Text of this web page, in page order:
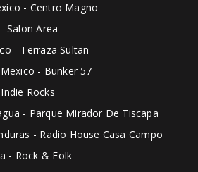
- Centro Magno
Salon Area
- Terraza Sultan
- Bunker 57
Rocks
- Parque Mirador De Tiscapa
- Radio House Casa Campo
- Rock & Folk